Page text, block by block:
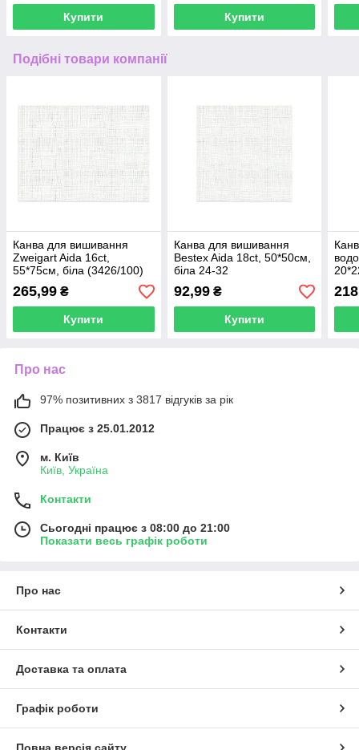
Купити Купити
Подібні товари компанії
Канва для вишивання
Zweigart Aida 16ct,
55*75см, біла (3426/100)
265,99 ₴
Купити
Канва для вишивання
Bestex Aida 18ct, 50*50см,
біла 24-32
92,99₴
Купити
Про нас
97% позитивних з 3817 відгуків за рік
Працює з 25.01.2012
м. Київ
Київ, Україна
Контакти
Сьогодні працює з 08:00 до 21:00
Показати весь графік роботи
Про нас
Контакти
Доставка та оплата
Графік роботи